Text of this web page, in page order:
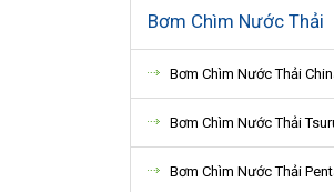
Bơm Chìm Nước Thải
Bơm Chìm Nước Thải
Bơm Chìm Nước Thải
Bơm Chìm Nước Thải